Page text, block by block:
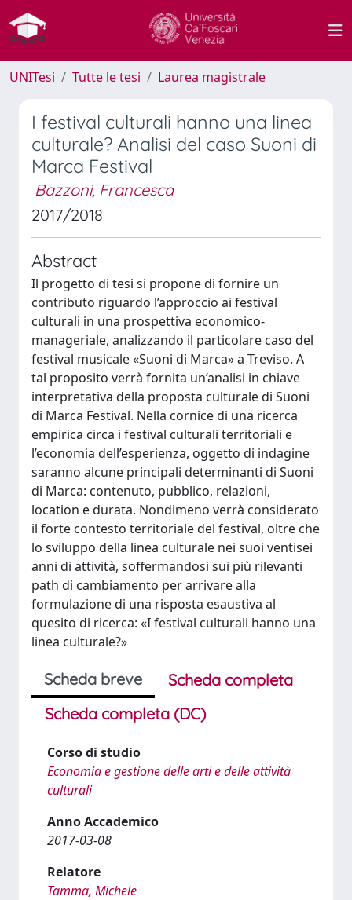
UNITesi Tutte le tesi Laurea magistrale
I festival culturali hanno una linea
culturale? Analisi del caso Suoni di
Marca Festival
Bazzoni, Francesca
2017/2018
Abstract
Il progetto di tesi si propone di fornire un
contributo riguardo l’approccio ai festival
culturali in una prospettiva economico-
manageriale, analizzando il particolare caso del
festival musicale «Suoni di Marca» a Treviso. A
tal proposito verrà fornita un’analisi in chiave
interpretativa della proposta culturale di Suoni
di Marca Festival. Nella cornice di una ricerca
empirica circa i festival culturali territoriali e
l’economia dell’esperienza, oggetto di indagine
saranno alcune principali determinanti di Suoni
di Marca: contenuto, pubblico, relazioni,
location e durata. Nondimeno verrà considerato
il forte contesto territoriale del festival, oltre che
lo sviluppo della linea culturale nei suoi ventisei
anni di attività, soffermandosi sui più rilevanti
path di cambiamento per arrivare alla
formulazione di una risposta esaustiva al
quesito di ricerca: «I festival culturali hanno una
linea culturale?»
Scheda breve
Scheda completa
Scheda completa (DC)
Corso di studio
Economia e gestione delle arti e delle attività
culturali
Anno Accademico
2017-03-08
Relatore
Tamma, Michele